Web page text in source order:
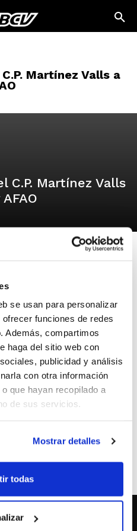
se usan para personalizar
funciones de redes
Además, compartimos
haga del sitio web con
publicidad y análisis
con otra información
que hayan recopilado a
de sus servicios.
Mostrar detalles
todas
Martínez Valls a
C.P. Martínez Valls
a las 19´00 horas, el C.P.
partido benéfico entre su
y el C.B. Paterna, a
de Enfermos Mentales
de Familiares y
una iniciativa en la
el Polideportivo de
martinez valls